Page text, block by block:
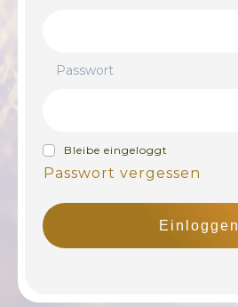
Passwort
Bleibe eingeloggt
Passwort vergessen
Einloggen